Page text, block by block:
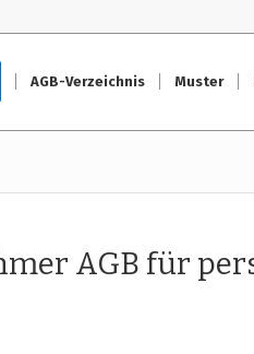
AGB-Verzeichnis Muster
AGB für